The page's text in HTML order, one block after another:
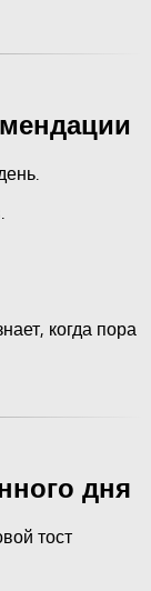
когда пора
дня
тост